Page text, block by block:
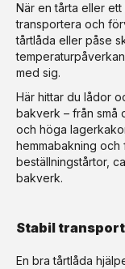
När en tårta eller
transportera och
tårtlåda eller påse
med sig.
Här hittar du lådor
bakverk – från små
och höga
hemmabakning
beställningstårtor,
bakverk.
Stabil
En bra tårtlåda